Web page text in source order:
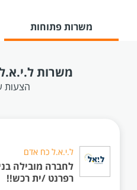
משרות פתוחות
משרות
הצעות
ל.י.א.ל כח אדם
לחברה מובילה
רפרנט /ית רכש!!